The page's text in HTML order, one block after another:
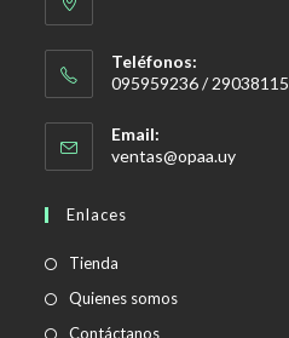
Teléfonos:
095959236 / 29038115
Email:
ventas@opaa.uySe
Enlaces
Tienda
Quienes somos
Contáctanos